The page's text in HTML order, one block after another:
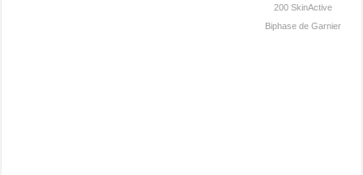
200 SkinActive
Biphase de Garnier